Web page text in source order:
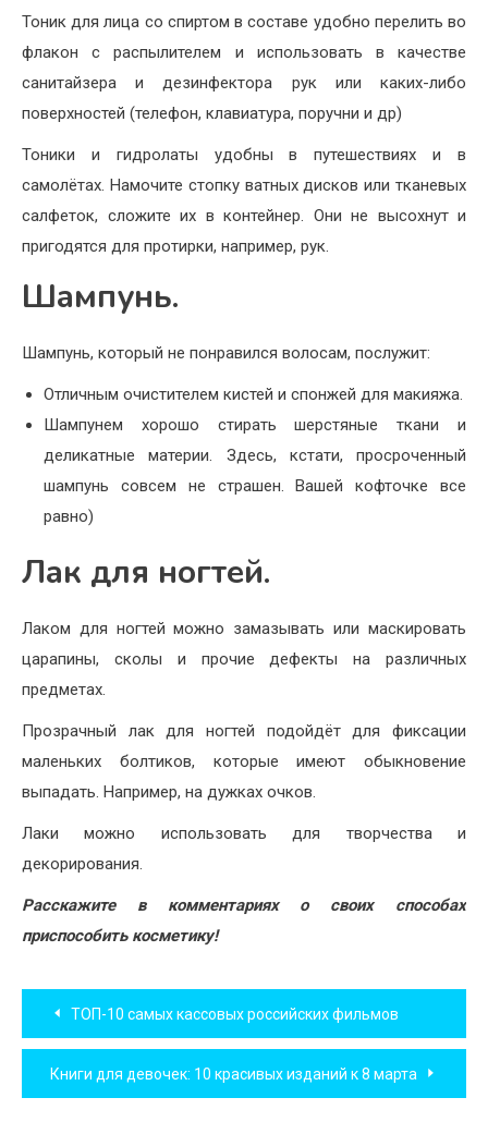
Тоник для лица со спиртом в составе удобно перелить во
флакон с распылителем и использовать в качестве
санитайзера и дезинфектора рук или каких-либо
поверхностей (телефон, клавиатура, поручни и др)
Тоники и гидролаты удобны в путешествиях и в
самолётах. Намочите стопку ватных дисков или тканевых
салфеток, сложите их в контейнер. Они не высохнут и
пригодятся для протирки, например, рук.
Шампунь.
Шампунь, который не понравился волосам, послужит:
Отличным очистителем кистей и спонжей для макияжа.
Шампунем хорошо стирать шерстяные ткани и
деликатные материи. Здесь, кстати, просроченный
шампунь совсем не страшен. Вашей кофточке все
равно)
Лак для ногтей.
Лаком для ногтей можно замазывать или маскировать
царапины, сколы и прочие дефекты на различных
предметах.
Прозрачный лак для ногтей подойдёт для фиксации
маленьких болтиков, которые имеют обыкновение
выпадать. Например, на дужках очков.
Лаки можно использовать для творчества и
декорирования.
Расскажите в комментариях о своих способах
приспособить косметику!
Навигация
по
записям
ТОП-10 самых кассовых российских фильмов
Книги для девочек: 10 красивых изданий к 8 марта